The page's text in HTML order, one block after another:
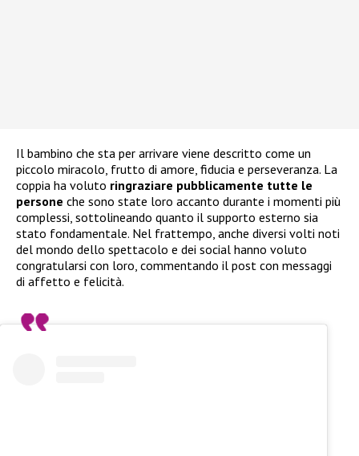
Il bambino che sta per arrivare viene descritto come un
piccolo miracolo, frutto di amore, fiducia e perseveranza. La
coppia ha voluto ringraziare pubblicamente tutte le
persone che sono state loro accanto durante i momenti più
complessi, sottolineando quanto il supporto esterno sia
stato fondamentale. Nel frattempo, anche diversi volti noti
del mondo dello spettacolo e dei social hanno voluto
congratularsi con loro, commentando il post con messaggi
di affetto e felicità.